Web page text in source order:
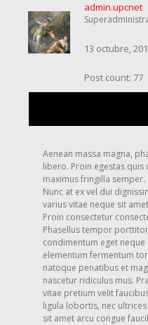
admin.upcnet
13 octubre,
Post count: 77
Aenean massa magna,
libero. Proin egestas quis
maximus fringilla
Nunc at ex vel dui
varius vitae neque sit
Proin consectetur
Phasellus tempor
condimentum eget
elementum fermentum
natoque penatibus et
nascetur ridiculus mus.
vitae pretium velit
ligula lobortis, nec
sit amet arcu congue